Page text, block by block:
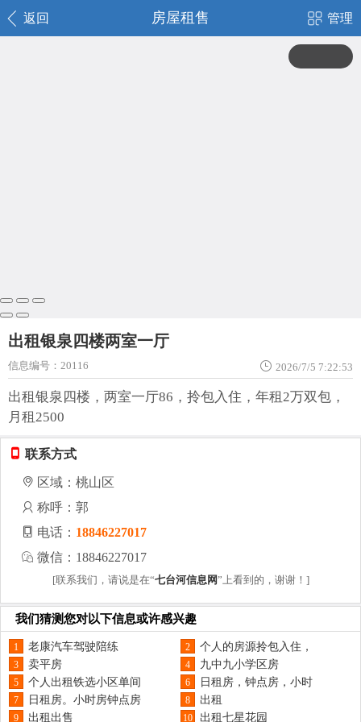
返回 房屋租售 管理
出租银泉四楼两室一厅
信息编号：20116 2026/7/5 7:22:53
出租银泉四楼，两室一厅86，拎包入住，年租2万双包，
月租2500
联系方式
区域：桃山区
称呼：郭
电话： 18846227017
微信：18846227017
[联系我们，请说是在“七台河信息网”上看到的，谢谢！]
我们猜测您对以下信息或许感兴趣
1 老康汽车驾驶陪练 2 个人的房源拎包入住，
3 卖平房 4 九中九小学区房
5 个人出租铁选小区单间 6 日租房，钟点房，小时
7 日租房。小时房钟点房 8 出租
9 出租出售 10 出租七星花园